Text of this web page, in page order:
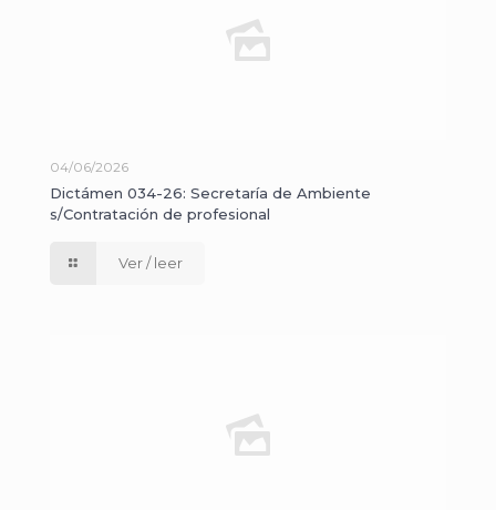
04/06/2026
Dictámen 034-26: Secretaría de Ambiente
s/Contratación de profesional
Ver / leer